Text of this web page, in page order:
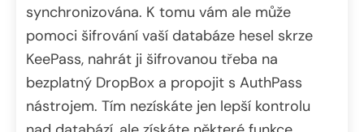
synchronizována. K tomu vám ale může
pomoci šifrování vaší databáze hesel skrze
KeePass, nahrát ji šifrovanou třeba na
bezplatný DropBox a propojit s AuthPass
nástrojem. Tím nezískáte jen lepší kontrolu